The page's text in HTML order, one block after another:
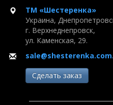
ТМ «Шестеренка»
Украина,
г. Верхнеднепровск,
ул. Каменская, 29.
Сделать заказ